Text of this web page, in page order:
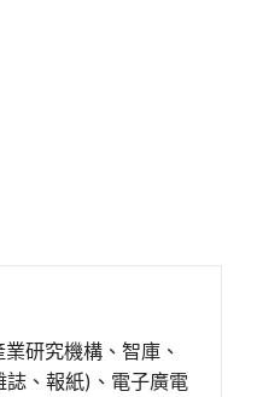
研究機構、智庫、
、報紙)、電子廣電